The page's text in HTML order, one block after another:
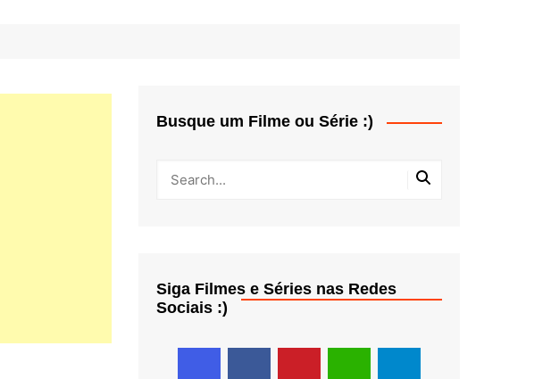
Busque um Filme ou Série :)
Siga Filmes e Séries nas Redes
Sociais :)